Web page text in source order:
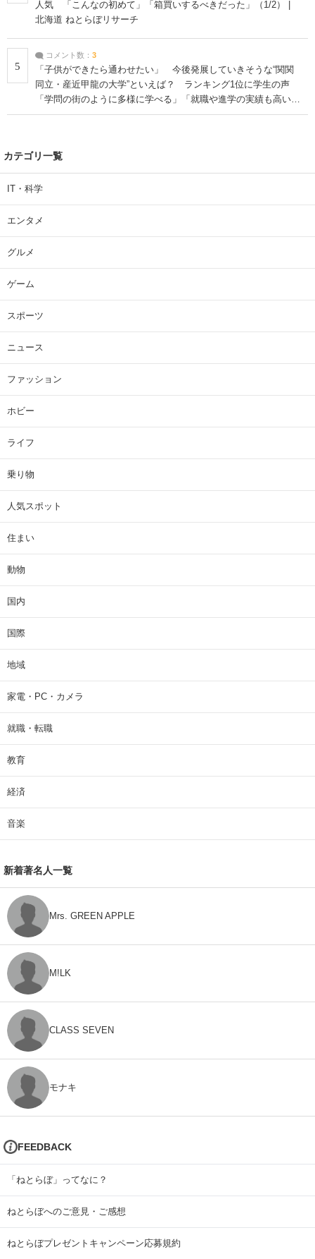
人気 「こんなの初めて」「箱買いするべきだった」（1/2） |
北海道 ねとらぼリサーチ
5
コメント数： 3
「子供ができたら通わせたい」 今後発展していきそうな“関関
同立・産近甲龍の大学”といえば？ ランキング1位に学生の声
「学問の街のように多様に学べる」「就職や進学の実績も高い」
| 大学 ねとらぼリサーチ
カテゴリ一覧
IT・科学
エンタメ
グルメ
ゲーム
スポーツ
ニュース
ファッション
ホビー
ライフ
乗り物
人気スポット
住まい
動物
国内
国際
地域
家電・PC・カメラ
就職・転職
教育
経済
音楽
新着著名人一覧
Mrs. GREEN APPLE
M!LK
CLASS SEVEN
モナキ
FEEDBACK
「ねとらぼ」ってなに？
ねとらぼへのご意見・ご感想
ねとらぼプレゼントキャンペーン応募規約